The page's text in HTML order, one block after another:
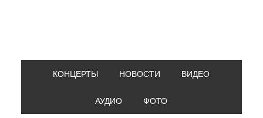
КОНЦЕРТЫ НОВОСТИ ВИДЕО
АУДИО ФОТО